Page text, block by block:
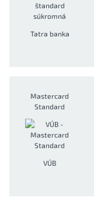
Tatra banka
Mastercard
Standard
VÚB